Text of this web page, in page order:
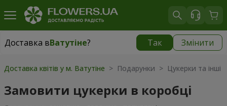
Доставка вВатутіне? Так Змінити
Доставка вВатутіне|
Доставка квітів у м. Ватутіне > Подарунки > Цукерки та інші
Замовити цукерки в коробці